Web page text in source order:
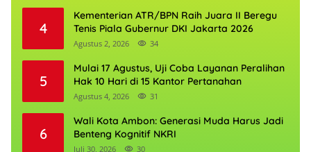
4
Kementerian ATR/BPN Raih Juara II Beregu
Tenis Piala Gubernur DKI Jakarta 2026
Agustus 2, 2026 34
5
Mulai 17 Agustus, Uji Coba Layanan Peralihan
Hak 10 Hari di 15 Kantor Pertanahan
Agustus 4, 2026 31
6
Wali Kota Ambon: Generasi Muda Harus Jadi
Benteng Kognitif NKRI
Juli 30, 2026 30